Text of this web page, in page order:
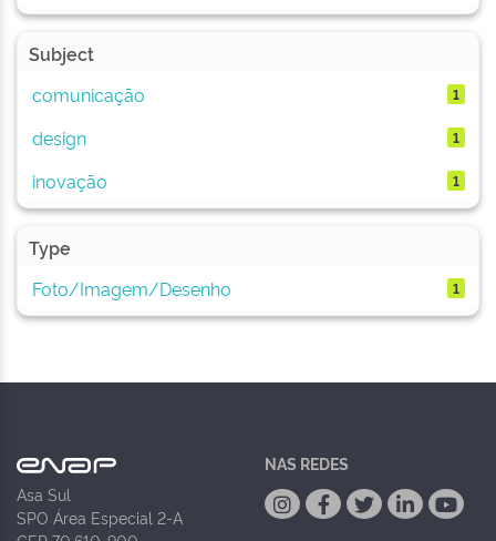
Subject
comunicação
1
design 1
inovação 1
Type
Foto/Imagem/Desenho
1
Asa Sul
SPO Área Especial 2-A
NAS REDES